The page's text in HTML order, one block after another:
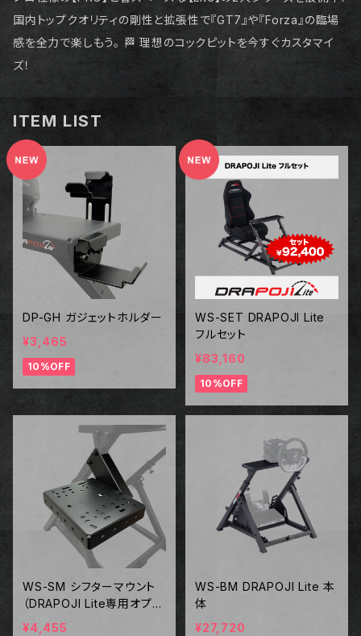
国内トップクオリティの剛性と拡張性で『GT7』や『Forza』の臨場
感を全力で楽しもう。 🏁 理想のコックピットを今すぐカスタマイ
ズ！
ITEM LIST
DP-GH ガジェットホルダー
¥3,465
10%OFF
WS-SET DRAPOJI Lite
フルセット
¥83,160
10%OFF
WS-SM シフターマウント
（DRAPOJI Lite専用オプシ
ョン）
¥4,455
WS-BM DRAPOJI Lite 本
体
¥27,720